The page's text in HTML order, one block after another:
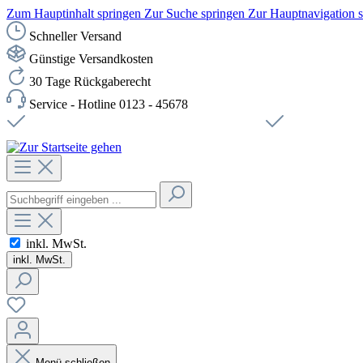
Zum Hauptinhalt springen Zur Suche springen Zur Hauptnavigation
Schneller Versand
Günstige Versandkosten
30 Tage Rückgaberecht
Service - Hotline 0123 - 45678
inkl. MwSt.
inkl. MwSt.